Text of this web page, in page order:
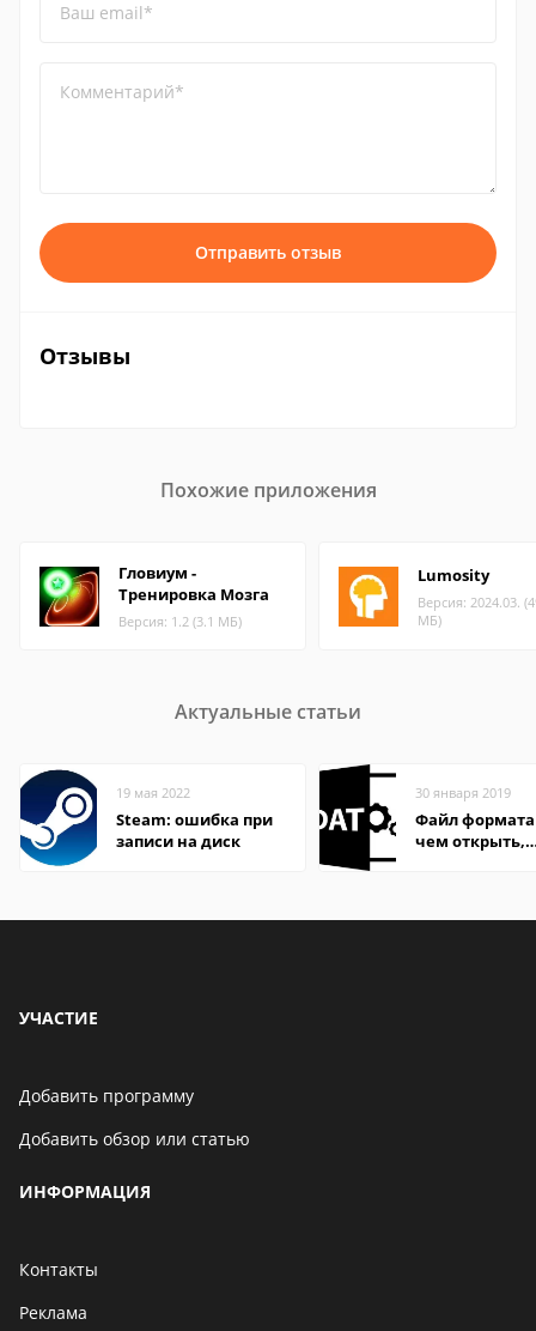
Ваш email*
Комментарий*
Отправить отзыв
Отзывы
Похожие приложения
Гловиум -
Тренировка Мозга
Версия: 1.2 (3.1 МБ)
Lumosity
Версия: 2024.03.
МБ)
Актуальные статьи
19 мая 2022
Steam: ошибка при
записи на диск
30 января 2019
Файл формата
чем открыть,
УЧАСТИЕ
Добавить программу
Добавить обзор или статью
ИНФОРМАЦИЯ
Контакты
Реклама